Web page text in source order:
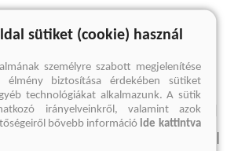
kifejezésre nincs találat
Elállási felmondási nyilatkozat
sütiket (cookie) használ
személyre szabott megjelenítése
élmény biztosítása érdekében sütiket
technológiákat alkalmazunk. A sütik
irányelveinkről, valamint azok
bővebb információide kattintva